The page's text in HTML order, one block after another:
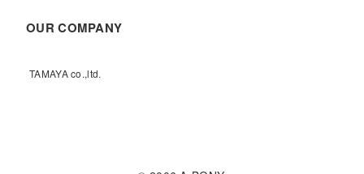
OUR COMPANY
TAMAYA co.,ltd.